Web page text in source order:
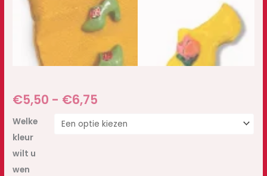
€5,50 - €6,75
Welke
kleur
wilt u
wen